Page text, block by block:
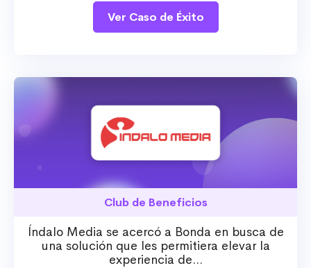
Ver Caso de Éxito
Club de Beneficios
Índalo Media se acercó a Bonda en busca de
una solución que les permitiera elevar la
experiencia de...